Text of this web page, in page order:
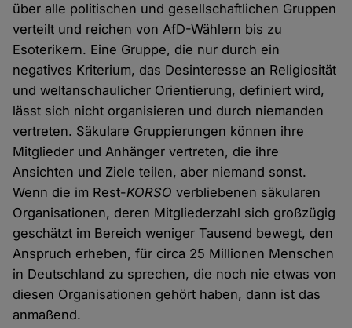
über alle politischen und gesellschaftlichen Gruppen
verteilt und reichen von AfD-Wählern bis zu
Esoterikern. Eine Gruppe, die nur durch ein
negatives Kriterium, das Desinteresse an Religiosität
und weltanschaulicher Orientierung, definiert wird,
lässt sich nicht organisieren und durch niemanden
vertreten. Säkulare Gruppierungen können ihre
Mitglieder und Anhänger vertreten, die ihre
Ansichten und Ziele teilen, aber niemand sonst.
Wenn die im Rest-KORSO verbliebenen säkularen
Organisationen, deren Mitgliederzahl sich großzügig
geschätzt im Bereich weniger Tausend bewegt, den
Anspruch erheben, für circa 25 Millionen Menschen
in Deutschland zu sprechen, die noch nie etwas von
diesen Organisationen gehört haben, dann ist das
anmaßend.